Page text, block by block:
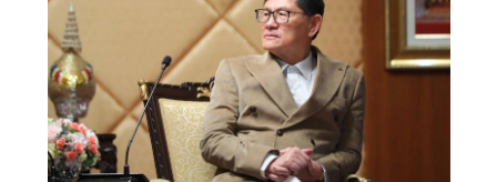
Monastery of Pune - India) ที่ศรัทธาชาวพุทธอินเดียสร้าง
ถวาย ด้วยมูลค่าที่มากกว่า ๑๐๐ ล้านบาท ไม่นับรวมราคาที่ดิน
ที่ถวายโดยเศรษฐีที่ดินอินเดียชาวฮินดู ตั้งอยู่ในนครปูเน่ รัฐมหา
ราษฏระ บนทำเลที่เหมาะควรต่อการเป็น สัปปายสถาน